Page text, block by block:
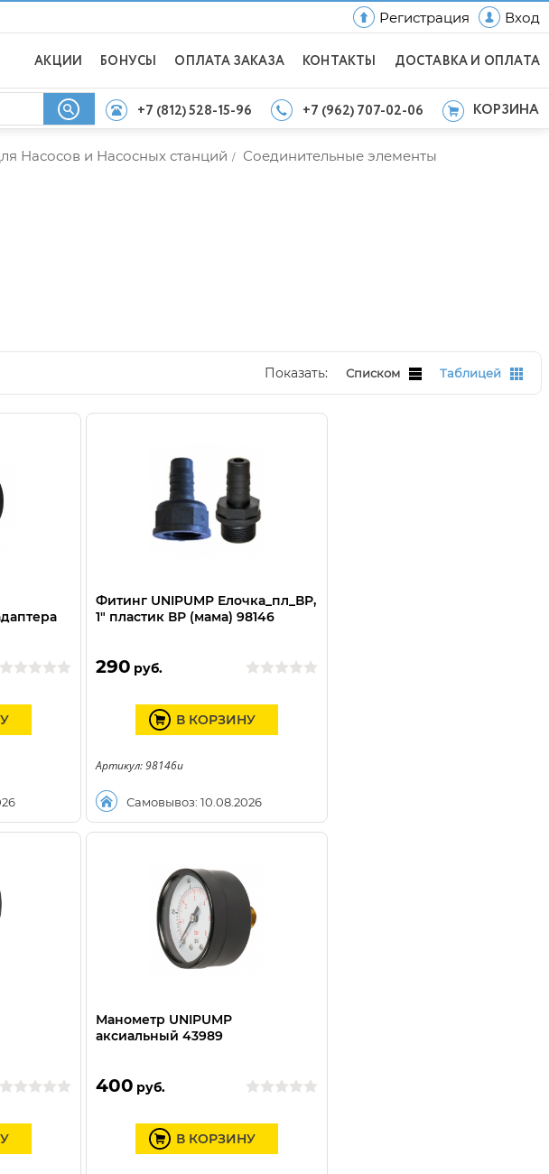
Регистрация Вход
АКЦИИ БОНУСЫ ОПЛАТА ЗАКАЗА КОНТАКТЫ ДОСТАВКА И ОПЛАТА
+7 (812) 528-15-96 +7 (962) 707-02-06 КОРЗИНА
Насосов и Насосных станций / Соединительные элементы
Показать: Списком Таблицей
Фитинг UNIPUMP Елочка_пл_ВР,
1" пластик ВР (мама) 98146
290 руб.
Самовывоз: 10.08.2026
В КОРЗИНУ
Артикул: 98146u
Манометр UNIPUMP
аксиальный 43989
400 руб.
В КОРЗИНУ